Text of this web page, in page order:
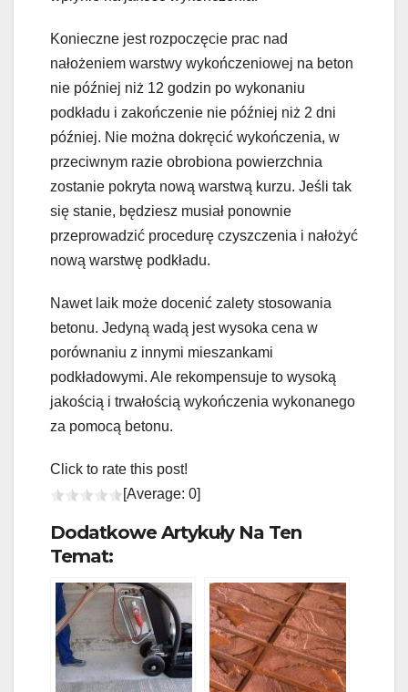
Konieczne jest rozpoczęcie prac nad
nałożeniem warstwy wykończeniowej na beton
nie później niż 12 godzin po wykonaniu
podkładu i zakończenie nie później niż 2 dni
później. Nie można dokręcić wykończenia, w
przeciwnym razie obrobiona powierzchnia
zostanie pokryta nową warstwą kurzu. Jeśli tak
się stanie, będziesz musiał ponownie
przeprowadzić procedurę czyszczenia i nałożyć
nową warstwę podkładu.
Nawet laik może docenić zalety stosowania
betonu. Jedyną wadą jest wysoka cena w
porównaniu z innymi mieszankami
podkładowymi. Ale rekompensuje to wysoką
jakością i trwałością wykończenia wykonanego
za pomocą betonu.
Click to rate this post!
[Average: 0]
Dodatkowe Artykuły Na Ten
Temat: